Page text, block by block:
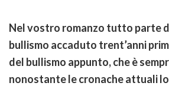
Nel vostro romanzo tutto parte
bullismo accaduto trent’anni
del bullismo appunto, che è
nonostante le cronache attuali